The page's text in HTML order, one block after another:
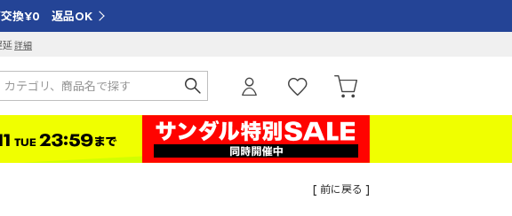
交換¥0 返品OK
延詳細
[ 前に戻る ]